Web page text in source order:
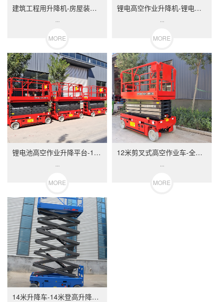
建筑工程用升降机-房屋装修用升降平台登高车
...
MORE
锂电高空作业升降机-锂电池长续航登高车升降平
...
MORE
锂电池高空作业升降平台-14米登高车升降机
...
MORE
12米剪叉式高空作业车-全自行走剪刀车
...
MORE
14米升降车-14米登高升降车厂家